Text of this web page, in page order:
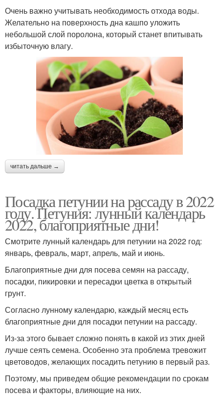
Очень важно учитывать необходимость отхода воды.
Желательно на поверхность дна кашпо уложить
небольшой слой поролона, который станет впитывать
избыточную влагу.
читать дальше →
Посадка петунии на рассаду в 2022
году. Петуния: лунный календарь
2022, благоприятные дни!
Смотрите лунный календарь для петунии на 2022 год:
январь, февраль, март, апрель, май и июнь.
Благоприятные дни для посева семян на рассаду,
посадки, пикировки и пересадки цветка в открытый
грунт.
Согласно лунному календарю, каждый месяц есть
благоприятные дни для посадки петунии на рассаду.
Из-за этого бывает сложно понять в какой из этих дней
лучше сеять семена. Особенно эта проблема тревожит
цветоводов, желающих посадить петунию в первый раз.
Поэтому, мы приведем общие рекомендации по срокам
посева и факторы, влияющие на них.